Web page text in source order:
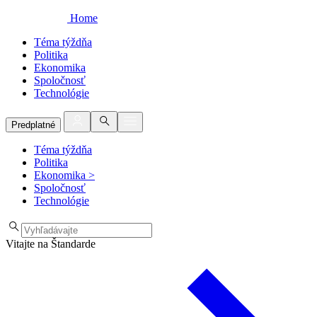
Home
Téma týždňa
Politika
Ekonomika
Spoločnosť
Technológie
Predplatné
Téma týždňa
Politika
Ekonomika >
Spoločnosť
Technológie
Vitajte na Štandarde